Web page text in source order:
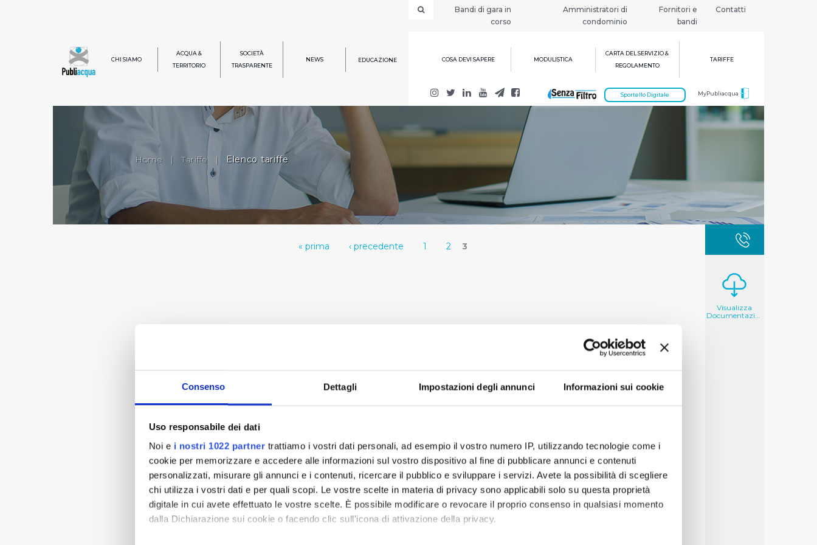
Consenso Dettagli Impostazioni degli annunci Informazioni sui cookie
Uso responsabile dei dati
Noi e i nostri 1022 partner trattiamo i vostri dati personali, ad esempio il vostro numero IP, utilizzando tecnologie come i
cookie per memorizzare e accedere alle informazioni sul vostro dispositivo al fine di pubblicare annunci e contenuti
personalizzati, misurare gli annunci e i contenuti, ricercare il pubblico e sviluppare i servizi. Avete la possibilità di scegliere
chi utilizza i vostri dati e per quali scopi. Le vostre scelte in materia di privacy sono applicabili solo su questa proprietà
digitale in cui avete effettuato le vostre scelte. È possibile modificare o revocare il proprio consenso in qualsiasi momento
dalla Dichiarazione sui cookie o facendo clic sull'icona di attivazione della privacy.
Bandi di gara in
corso
Amministratori di
condominio
Fornitori e
bandi
Contatti
CHI SIAMO
ACQUA &
TERRITORIO
SOCIETÀ
TRASPARENTE
NEWS EDUCAZIONE COSA DEVI SAPERE MODULISTICA
CARTA DEL SERVIZIO &
REGOLAMENTO
TARIFFE
MyPubliacqua
Sportello Digitale
Home | Tariffe | Elenco tariffe
« prima ‹ precedente 1 2 3
Visualizza
Documentazione